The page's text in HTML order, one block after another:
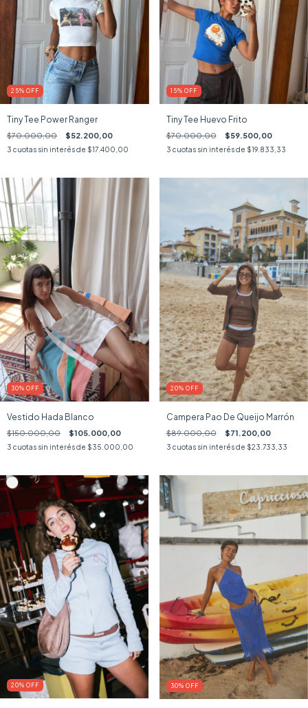
25% OFF
Tiny Tee Power Ranger
$70.000,00 $52.200,00
3 cuotas sin interés de $17.400,00
15% OFF
Tiny Tee Huevo Frito
$70.000,00 $59.500,00
3 cuotas sin interés de $19.833,33
30% OFF
Vestido Hada Blanco
$150.000,00 $105.000,00
3 cuotas sin interés de $35.000,00
20% OFF
Campera Pao De Queijo Marrón
$89.000,00 $71.200,00
3 cuotas sin interés de $23.733,33
20% OFF 30% OFF